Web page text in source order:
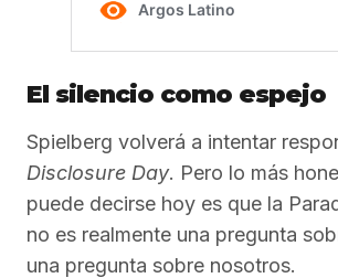
El silencio como espejo
Spielberg volverá a intentar
Disclosure Day. Pero lo más
puede decirse hoy es que la
no es realmente una pregunta
una pregunta sobre nosotros.